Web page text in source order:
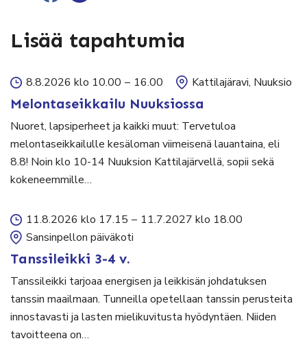
Lisää tapahtumia
8.8.2026 klo 10.00 – 16.00 Kattilajäravi, Nuuksio
Melontaseikkailu Nuuksiossa
Nuoret, lapsiperheet ja kaikki muut: Tervetuloa
melontaseikkailulle kesäloman viimeisenä lauantaina, eli
8.8! Noin klo 10-14 Nuuksion Kattilajärvellä, sopii sekä
kokeneemmille…
11.8.2026 klo 17.15 – 11.7.2027 klo 18.00
Sansinpellon päiväkoti
Tanssileikki 3-4 v.
Tanssileikki tarjoaa energisen ja leikkisän johdatuksen
tanssin maailmaan. Tunneilla opetellaan tanssin perusteita
innostavasti ja lasten mielikuvitusta hyödyntäen. Niiden
tavoitteena on…